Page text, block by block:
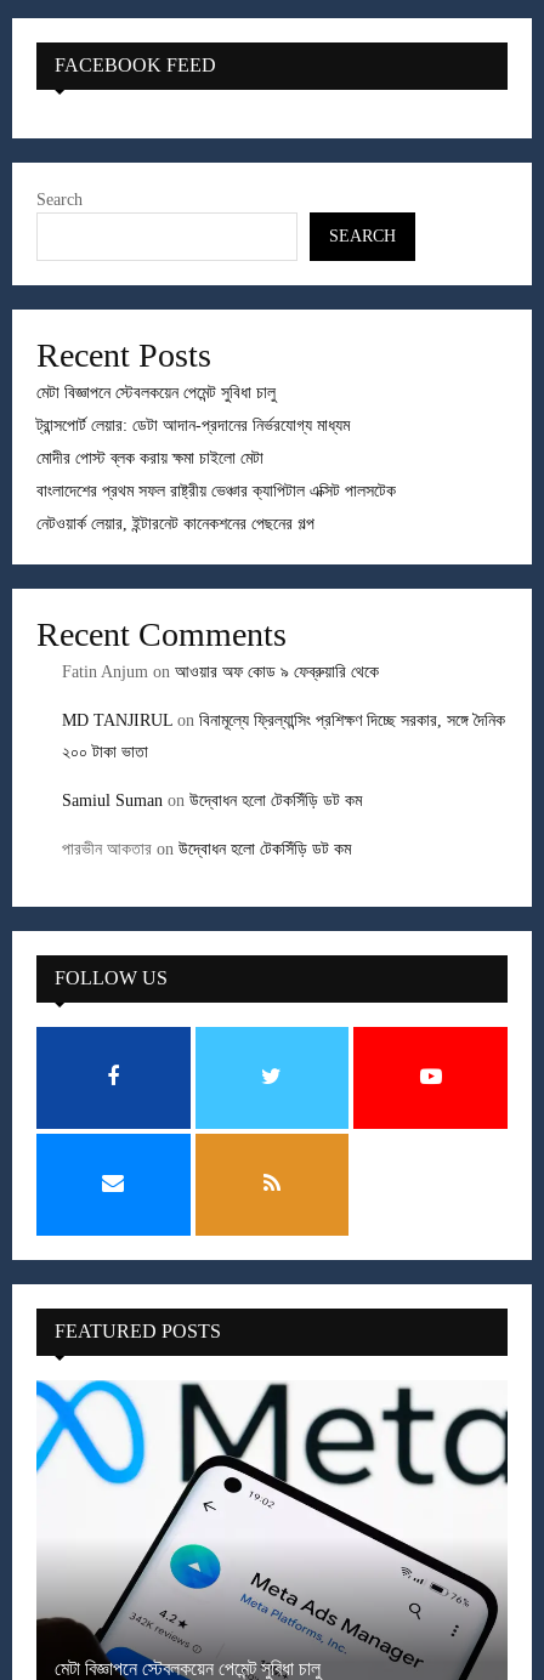
FACEBOOK FEED
Search
SEARCH
Recent Posts
মেটা বিজ্ঞাপনে স্টেবলকয়েন পেমেন্ট সুবিধা চালু
ট্রান্সপোর্ট লেয়ার: ডেটা আদান-প্রদানের নির্ভরযোগ্য মাধ্যম
মোদীর পোস্ট ব্লক করায় ক্ষমা চাইলো মেটা
বাংলাদেশের প্রথম সফল রাষ্ট্রীয় ভেঞ্চার ক্যাপিটাল এক্সিট পালসটেক
নেটওয়ার্ক লেয়ার, ইন্টারনেট কানেকশনের পেছনের গল্প
Recent Comments
Fatin Anjum on আওয়ার অফ কোড ৯ ফেব্রুয়ারি থেকে
MD TANJIRUL on বিনামূল্যে ফ্রিল্যান্সিং প্রশিক্ষণ দিচ্ছে সরকার, সঙ্গে দৈনিক
২০০ টাকা ভাতা
Samiul Suman on উদ্বোধন হলো টেকসিঁড়ি ডট কম
পারভীন আকতার on উদ্বোধন হলো টেকসিঁড়ি ডট কম
FOLLOW US
FEATURED POSTS
মেটা বিজ্ঞাপনে স্টেবলকয়েন পেমেন্ট সুবিধা চালু